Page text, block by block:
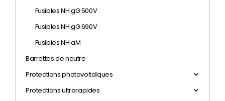
Fusibles NH gG 500V
Fusibles NH gG 690V
Fusibles NH aM
Barrettes de neutre
Protections photovoltaïques
Protections ultrarapides